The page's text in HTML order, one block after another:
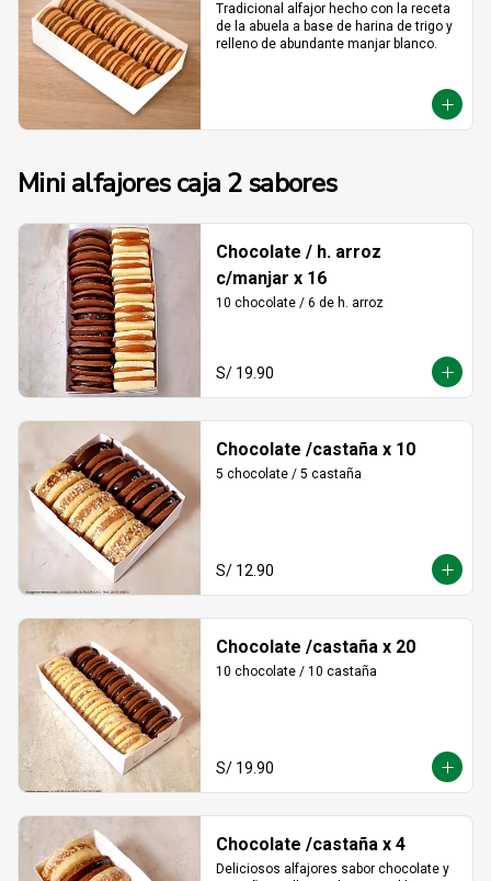
Tradicional alfajor hecho con la receta
de la abuela a base de harina de trigo y
relleno de abundante manjar blanco.
Mini alfajores caja 2 sabores
Chocolate / h. arroz
c/manjar x 16
10 chocolate / 6 de h. arroz
S/ 19.90
Chocolate /castaña x 10
5 chocolate / 5 castaña
S/ 12.90
Chocolate /castaña x 20
10 chocolate / 10 castaña
S/ 19.90
Chocolate /castaña x 4
Deliciosos alfajores sabor chocolate y